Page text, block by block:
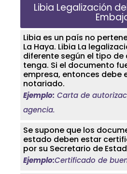
Libia Legalización
Libia es un país no
La Haya. Libia La
diferente según el tipo
tenga. Si el documento
empresa, entonces debe
notariado.
Ejemplo: Carta de
agencia.
Se supone que los
estado deben estar
por su Secretario de
Ejemplo:Certificado de